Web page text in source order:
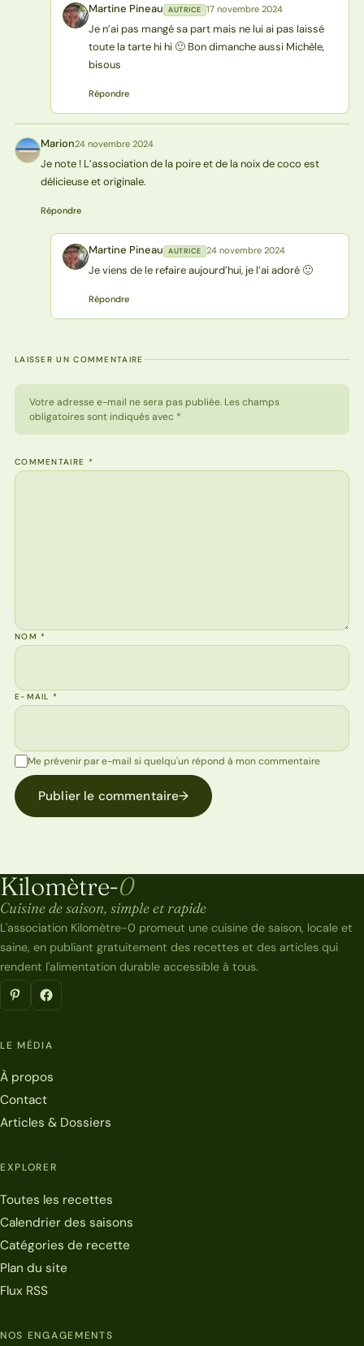
MP Martine Pineau AUTRICE 17 novembre 2024
Je n’ai pas mangé sa part mais ne lui ai pas laissé
toute la tarte hi hi 🙂 Bon dimanche aussi Michèle,
bisous
Répondre
M Marion24 novembre 2024
Je note ! L’association de la poire et de la noix de coco est
délicieuse et originale.
Répondre
MP Martine Pineau AUTRICE 24 novembre 2024
Je viens de le refaire aujourd’hui, je l’ai adoré 🙂
Répondre
LAISSER UN COMMENTAIRE
Votre adresse e-mail ne sera pas publiée. Les champs
obligatoires sont indiqués avec *
COMMENTAIRE *
NOM*
E-MAIL*
Me prévenir par e-mail si quelqu'un répond à mon commentaire
Publier le commentaire→
Kilomètre-0
Kilomètre-0
Cuisine de saison, simple et rapide
L'association Kilomètre-0 promeut une cuisine de saison, locale et
saine, en publiant gratuitement des recettes et des articles qui
rendent l'alimentation durable accessible à tous.
LE MÉDIA
À propos
Contact
Articles & Dossiers
EXPLORER
Toutes les recettes
Calendrier des saisons
Catégories de recette
Plan du site
Flux RSS
NOS ENGAGEMENTS